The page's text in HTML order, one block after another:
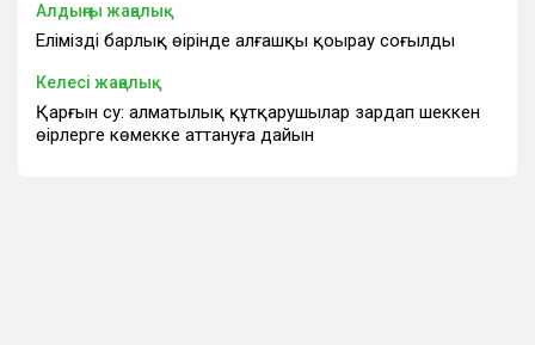
Алдыңғы жаңалық
Еліміздің барлық өңірінде алғашқы қоңырау соғылды
Келесі жаңалық
Қарғын су: алматылық құтқарушылар зардап шеккен
өңірлерге көмекке аттануға дайын